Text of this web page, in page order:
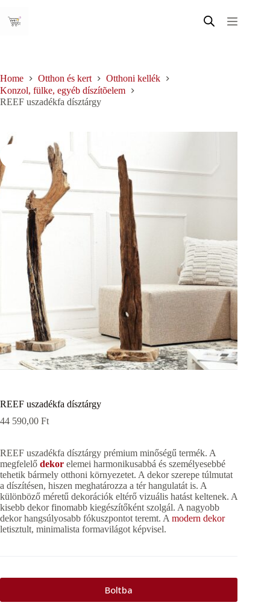
content
Home Otthon és kert
Otthoni kellék
Konzol, fülke, egyéb díszítõelem
REEF uszadékfa dísztárgy
REEF uszadékfa dísztárgy
44 590,00 Ft
REEF uszadékfa dísztárgy prémium minőségű termék. A
megfelelő dekor elemei harmonikusabbá és személyesebbé
tehetik bármely otthoni környezetet. A dekor szerepe túlmutat
a díszítésen, hiszen meghatározza a tér hangulatát is. A
különböző méretű dekorációk eltérő vizuális hatást keltenek. A
kisebb dekor finomabb kiegészítőként szolgál. A nagyobb
dekor hangsúlyosabb fókuszpontot teremt. A modern dekor
letisztult, minimalista formavilágot képvisel.
Boltba